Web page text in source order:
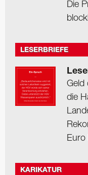
Die
LESERBRIEFE
Geld
die
Euro
KARIKATUR